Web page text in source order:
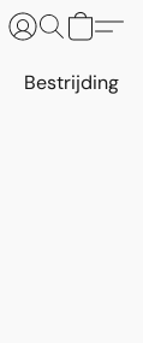
Bestrijding